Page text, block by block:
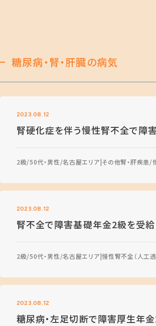
糖尿病・腎・肝臓の病気
2023.08.12
腎硬化症を伴う慢性腎不全で障
2級 50代・男性 名古屋エリア その他腎・肝疾患
2023.08.12
腎不全で障害基礎年金2級を受給
2級 50代・男性 名古屋エリア 慢性腎不全（人工透
2023.08.12
糖尿病・左足切断で障害厚生年